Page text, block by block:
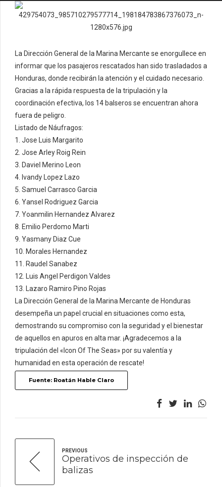
La Dirección General de la Marina Mercante se enorgullece en
informar que los pasajeros rescatados han sido trasladados a
Honduras, donde recibirán la atención y el cuidado necesario.
Gracias a la rápida respuesta de la tripulación y la
coordinación efectiva, los 14 balseros se encuentran ahora
fuera de peligro.
Listado de Náufragos:
1. Jose Luis Margarito
2. Jose Arley Roig Rein
3. Daviel Merino Leon
4. Ivandy Lopez Lazo
5. Samuel Carrasco Garcia
6. Yansel Rodriguez Garcia
7. Yoanmilin Hernandez Alvarez
8. Emilio Perdomo Marti
9. Yasmany Diaz Cue
10. Morales Hernandez
11. Raudel Sanabez
12. Luis Angel Perdigon Valdes
13. Lazaro Ramiro Pino Rojas
La Dirección General de la Marina Mercante de Honduras
desempeña un papel crucial en situaciones como esta,
demostrando su compromiso con la seguridad y el bienestar
de aquellos en apuros en alta mar. ¡Agradecemos a la
tripulación del «Icon Of The Seas» por su valentía y
humanidad en esta operación de rescate!
Fuente: Roatán Hable Claro
PREVIOUS
Operativos de inspección de
balizas